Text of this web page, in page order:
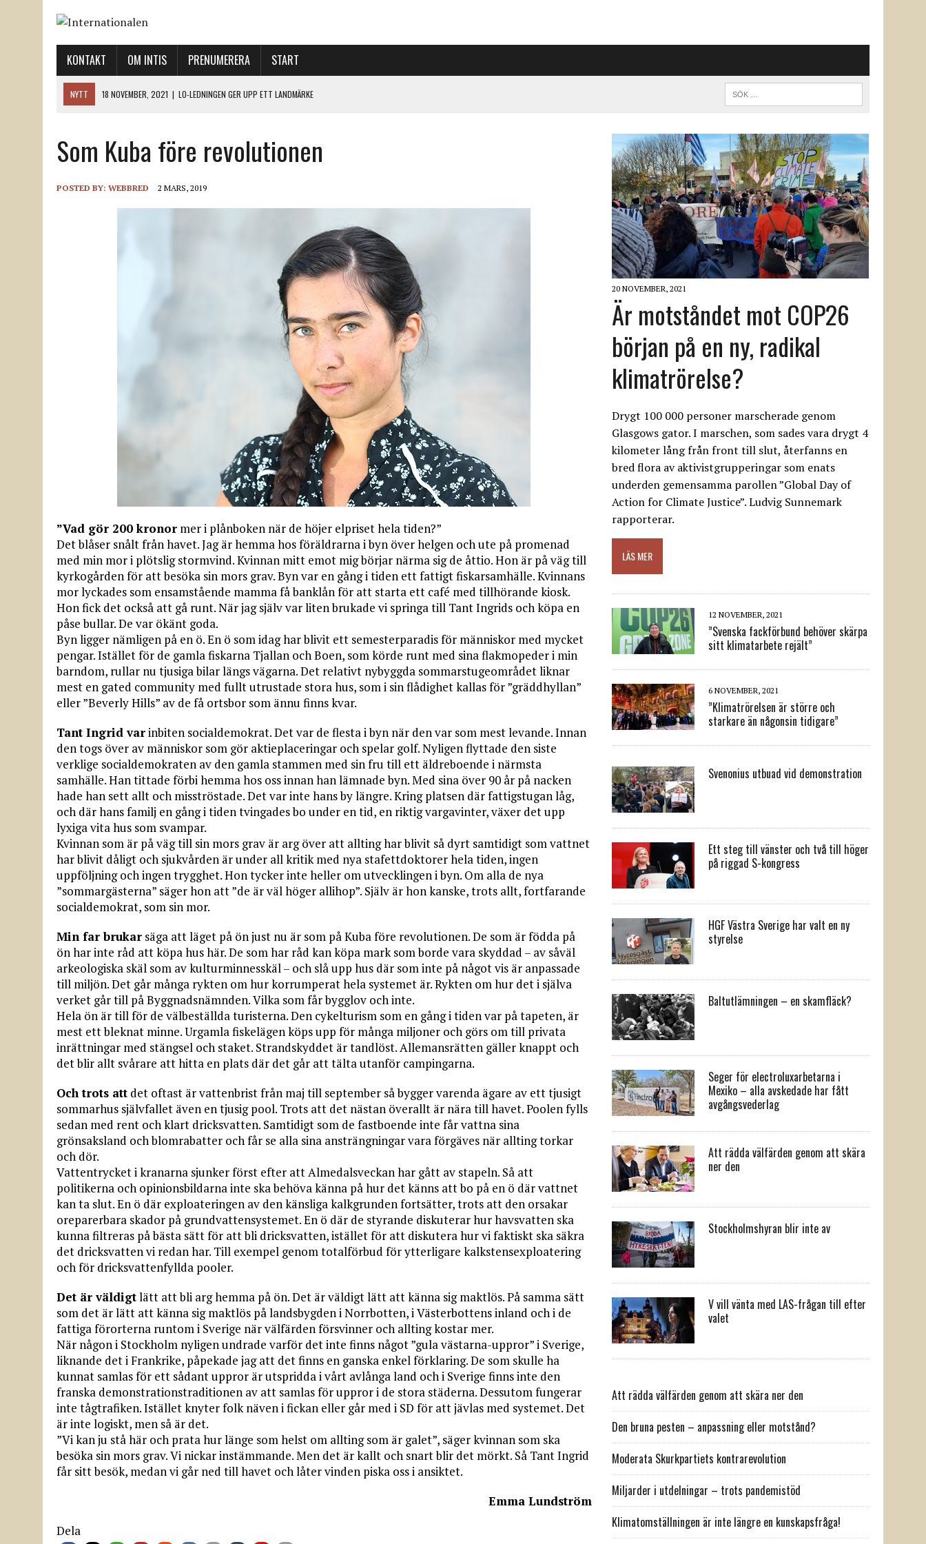
KONTAKT OM INTIS PRENUMERERA START
NYTT 18 NOVEMBER, 2021 | LO-LEDNINGEN GER UPP ETT LANDMÄRKE
12 NOVEMBER, 2021
NÄR DE DÖDA TAR SIG RÖST
12 NOVEMBER, 2021 | ”SVENSKA FACKFÖRBUND BEHÖVER SKÄRPA SITT KLIMATARBETE REJÄLT”
18 NOVEMBER, 2021 | SVENONIUS UTBUAD VID DEMONSTRATION
Som Kuba före revolutionen
POSTED BY: WEBBRED 2 MARS, 2019
”Vad gör 200 kronor mer i plånboken när de höjer elpriset hela tiden?”
Det blåser snålt från havet. Jag är hemma hos föräldrarna i byn över helgen och ute på promenad
med min mor i plötslig stormvind. Kvinnan mitt emot mig börjar närma sig de åttio. Hon är på väg till
kyrkogården för att besöka sin mors grav. Byn var en gång i tiden ett fattigt fiskarsamhälle. Kvinnans
mor lyckades som ensamstående mamma få banklån för att starta ett café med tillhörande kiosk.
Hon fick det också att gå runt. När jag själv var liten brukade vi springa till Tant Ingrids och köpa en
påse bullar. De var ökänt goda.
Byn ligger nämligen på en ö. En ö som idag har blivit ett semesterparadis för människor med mycket
pengar. Istället för de gamla fiskarna Tjallan och Boen, som körde runt med sina flakmopeder i min
barndom, rullar nu tjusiga bilar längs vägarna. Det relativt nybyggda sommarstugeområdet liknar
mest en gated community med fullt utrustade stora hus, som i sin flådighet kallas för ”gräddhyllan”
eller ”Beverly Hills” av de få ortsbor som ännu finns kvar.
Tant Ingrid varinbiten socialdemokrat. Det var de flesta i byn när den var som mest levande. Innan
den togs över av människor som gör aktieplaceringar och spelar golf. Nyligen flyttade den siste
verklige socialdemokraten av den gamla stammen med sin fru till ett äldreboende i närmsta
samhälle. Han tittade förbi hemma hos oss innan han lämnade byn. Med sina över 90 år på nacken
hade han sett allt och misströstade. Det var inte hans by längre. Kring platsen där fattigstugan låg,
och där hans familj en gång i tiden tvingades bo under en tid, en riktig vargavinter, växer det upp
lyxiga vita hus som svampar.
Kvinnan som är på väg till sin mors grav är arg över att allting har blivit så dyrt samtidigt som vattnet
har blivit dåligt och sjukvården är under all kritik med nya stafettdoktorer hela tiden, ingen
uppföljning och ingen trygghet. Hon tycker inte heller om utvecklingen i byn. Om alla de nya
”sommargästerna” säger hon att ”de är väl höger allihop”. Själv är hon kanske, trots allt, fortfarande
socialdemokrat, som sin mor.
Min far brukar säga att läget på ön just nu är som på Kuba före revolutionen. De som är födda på
ön har inte råd att köpa hus här. De som har råd kan köpa mark som borde vara skyddad – av såväl
arkeologiska skäl som av kulturminnesskäl – och slå upp hus där som inte på något vis är anpassade
till miljön. Det går många rykten om hur korrumperat hela systemet är. Rykten om hur det i själva
verket går till på Byggnadsnämnden. Vilka som får bygglov och inte.
Hela ön är till för de välbeställda turisterna. Den cykelturism som en gång i tiden var på tapeten, är
mest ett bleknat minne. Urgamla fiskelägen köps upp för många miljoner och görs om till privata
inrättningar med stängsel och staket. Strandskyddet är tandlöst. Allemansrätten gäller knappt och
det blir allt svårare att hitta en plats där det går att tälta utanför campingarna.
Och trots att det oftast är vattenbrist från maj till september så bygger varenda ägare av ett tjusigt
sommarhus självfallet även en tjusig pool. Trots att det nästan överallt är nära till havet. Poolen fylls
sedan med rent och klart dricksvatten. Samtidigt som de fastboende inte får vattna sina
grönsaksland och blomrabatter och får se alla sina ansträngningar vara förgäves när allting torkar
och dör.
Vattentrycket i kranarna sjunker först efter att Almedalsveckan har gått av stapeln. Så att
politikerna och opinionsbildarna inte ska behöva känna på hur det känns att bo på en ö där vattnet
kan ta slut. En ö där exploateringen av den känsliga kalkgrunden fortsätter, trots att den orsakar
oreparerbara skador på grundvattensystemet. En ö där de styrande diskuterar hur havsvatten ska
kunna filtreras på bästa sätt för att bli dricksvatten, istället för att diskutera hur vi faktiskt ska säkra
det dricksvatten vi redan har. Till exempel genom totalförbud för ytterligare kalkstensexploatering
och för dricksvattenfyllda pooler.
Det är väldigtlätt att bli arg hemma på ön. Det är väldigt lätt att känna sig maktlös. På samma sätt
som det är lätt att känna sig maktlös på landsbygden i Norrbotten, i Västerbottens inland och i de
fattiga förorterna runtom i Sverige när välfärden försvinner och allting kostar mer.
När någon i Stockholm nyligen undrade varför det inte finns något ”gula västarna-uppror” i Sverige,
liknande det i Frankrike, påpekade jag att det finns en ganska enkel förklaring. De som skulle ha
kunnat samlas för ett sådant uppror är utspridda i vårt avlånga land och i Sverige finns inte den
franska demonstrationstraditionen av att samlas för uppror i de stora städerna. Dessutom fungerar
inte tågtrafiken. Istället knyter folk näven i fickan eller går med i SD för att jävlas med systemet. Det
är inte logiskt, men så är det.
”Vi kan ju stå här och prata hur länge som helst om allting som är galet”, säger kvinnan som ska
besöka sin mors grav. Vi nickar instämmande. Men det är kallt och snart blir det mörkt. Så Tant Ingrid
får sitt besök, medan vi går ned till havet och låter vinden piska oss i ansiktet.
Emma Lundström
Dela
20 NOVEMBER, 2021
Är motståndet mot COP26
början på en ny, radikal
klimatrörelse?
Drygt 100 000 personer marscherade genom
Glasgows gator. I marschen, som sades vara drygt 4
kilometer lång från front till slut, återfanns en
bred flora av aktivistgrupperingar som enats
underden gemensamma parollen ”Global Day of
Action for Climate Justice”. Ludvig Sunnemark
rapporterar.
LÄS MER
12 NOVEMBER, 2021
”Svenska fackförbund behöver skärpa
sitt klimatarbete rejält”
6 NOVEMBER, 2021
”Klimatrörelsen är större och
starkare än någonsin tidigare”
Svenonius utbuad vid demonstration
Ett steg till vänster och två till höger
på riggad S-kongress
HGF Västra Sverige har valt en ny
styrelse
Baltutlämningen – en skamfläck?
Seger för electroluxarbetarna i
Mexiko – alla avskedade har fått
avgångsvederlag
Att rädda välfärden genom att skära
ner den
Stockholmshyran blir inte av
V vill vänta med LAS-frågan till efter
valet
Att rädda välfärden genom att skära ner den
Den bruna pesten – anpassning eller motstånd?
Moderata Skurkpartiets kontrarevolution
Miljarder i utdelningar – trots pandemistöd
Klimatomställningen är inte längre en kunskapsfråga!